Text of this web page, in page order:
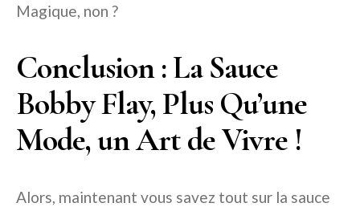
Magique, non ?
Conclusion : La Sauce
Bobby Flay, Plus Qu’une
Mode, un Art de Vivre !
Alors, maintenant vous savez tout sur la sauce